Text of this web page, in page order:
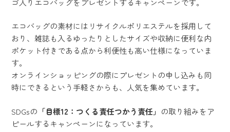
エコバッグの素材にはリサイクルポリエステルを採用して
おり、雑誌も入るゆったりとしたサイズや収納に便利な内
ポケット付きである点から利便性も高い仕様になっていま
す。
オンラインショッピングの際にプレゼントの申し込みも同
時にできるという手軽さからも、人気を集めています。
SDGsの 「目標12：つくる責任つかう責任」 の取り組みをア
ピールするキャンペーンになっています。